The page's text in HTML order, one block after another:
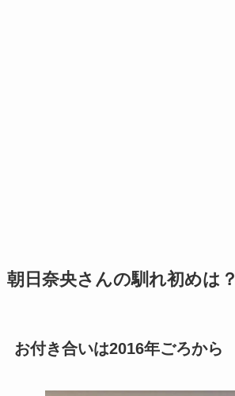
朝日奈央さんの馴れ初めは？
お付き合いは2016年ごろから